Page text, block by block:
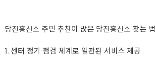
당진흥신소 주민 추천이 많은 당진흥신소 찾는 법
1. 센터 정기 점검 체계로 일관된 서비스 제공